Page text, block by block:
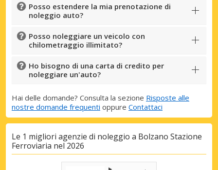
Posso estendere la mia prenotazione di
noleggio auto?
Posso noleggiare un veicolo con
chilometraggio illimitato?
Ho bisogno di una carta di credito per
noleggiare un'auto?
Hai delle domande? Consulta la sezione Risposte alle
nostre domande frequenti oppure Contattaci
Le 1 migliori agenzie di noleggio a Bolzano Stazione
Ferroviaria nel 2026